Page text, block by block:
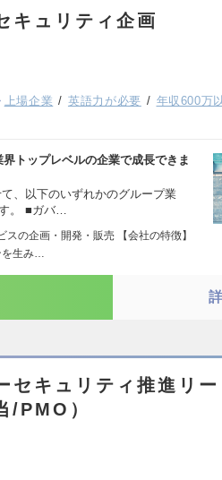
キュリティ企画
上場企業 英語力が必要 年収600万
トップレベルの企業で成長できま
、以下のいずれかのグループ業
。 ■ガバ…
スの企画・開発・販売 【会社の特徴】
を生み…
セキュリティ推進リ
/PMO）